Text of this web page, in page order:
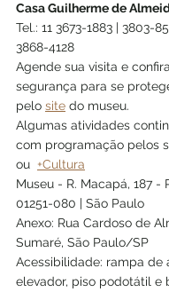
Casa Guilherme de
Tel.: 11 3673-1883 | 3803-
3868-4128
Agende sua visita e
segurança para se
pelo site do museu.
Algumas atividades
com programação pelos
ou +Cultura
Museu - R. Macapá, 187 -
01251-080 | São Paulo
Anexo: Rua Cardoso de
Sumaré, São Paulo/SP
Acessibilidade: rampa de
elevador, piso podotátil e